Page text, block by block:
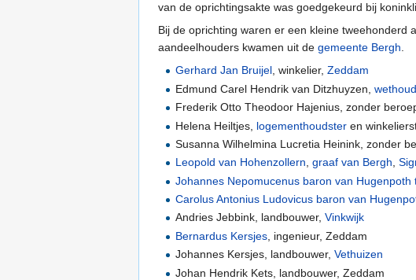
van de oprichtingsakte was goedgekeurd bij
Bij de oprichting waren er een kleine
aandeelhouders kwamen uit de gemeente Bergh.
Gerhard Jan Bruijel, winkelier,Zeddam
Edmund Carel Hendrik van Ditzhuyzen,
Frederik Otto Theodoor Hajenius, zonder
Helena Heiltjes, logementhoudster en
Susanna Wilhelmina Lucretia Heinink, zonder
Leopold van Hohenzollern,graaf van Bergh,
Johannes Nepomucenus baron van Hugenpoth
Carolus Antonius Ludovicus baron van
Andries Jebbink, landbouwer,Vinkwijk
Bernardus Kersjes , ingenieur, Zeddam
Johannes Kersjes, landbouwer,Vethuizen
Johan Hendrik Kets, landbouwer, Zeddam